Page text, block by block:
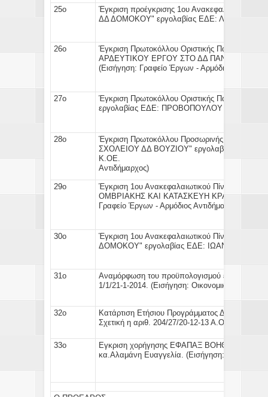
25ο Έγκριση προέγκρισης 1ου Ανακεφαλαιωτικού
ΔΔ ΔΟΜΟΚΟΥ" εργολαβίας ΕΔΕ: Λ.ΚΙΤΣΟΣ
26ο Έγκριση Πρωτοκόλλου Οριστικής Παραλαβής
ΑΡΔΕΥΤΙΚΟΥ ΕΡΓΟΥ ΣΤΟ ΔΔ
(Εισήγηση: Γραφείο Έργων - Αρμόδιος
27ο Έγκριση Πρωτοκόλλου Οριστικής Παραλαβής
εργολαβίας ΕΔΕ: ΠΡΟΒΟΠΟΥΛΟΥ
28ο Έγκριση Πρωτοκόλλου Προσωρινής &
ΣΧΟΛΕΙΟΥ ΔΔ ΒΟΥΖΙΟΥ" εργολαβίας ΕΔΕ:
Αντιδήμαρχος)
29ο Έγκριση 1ου Ανακεφαλαιωτικού Πίνακα
ΟΜΒΡΙΑΚΗΣ ΚΑΙ ΚΑΤΑΣΚΕΥΗ ΚΡΑΣΠΕΔΟΥ
Γραφείο Έργων - Αρμόδιος Αντιδήμαρχος)
30ο Έγκριση 1ου Ανακεφαλαιωτικού Πίνακα
ΔΟΜΟΚΟΥ" εργολαβίας ΕΔΕ: ΙΩΑΝΝΗ
31ο Αναμόρφωση του προϋπολογισμού εσόδων και
1/1/21-1-2014. (Εισήγηση: Οικονομική
32ο Κατάρτιση Ετήσιου Προγράμματος Δράσης
Σχετική η αριθ. 204/27/20-12-13 Α.Ο.Ε)
33ο Εγκριση χορήγησης ΕΦΑΠΑΞ ΒΟΗΘΗΜΑΤΟΣ
κα.Αλαμάνη Ευαγγελία. (Εισήγηση: